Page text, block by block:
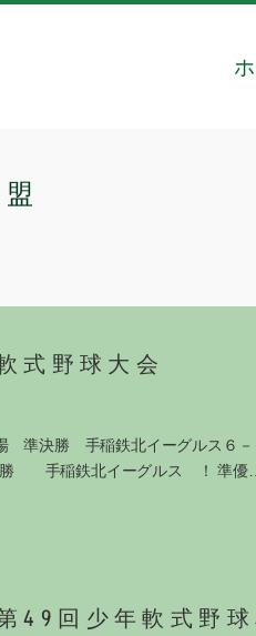
式野球大会
準決勝 手稲鉄北イーグルス６
勝 手稲鉄北イーグルス ！ 準優…
49回少年軟式野